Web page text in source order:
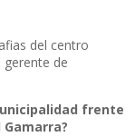
del centro
gerente de
frente